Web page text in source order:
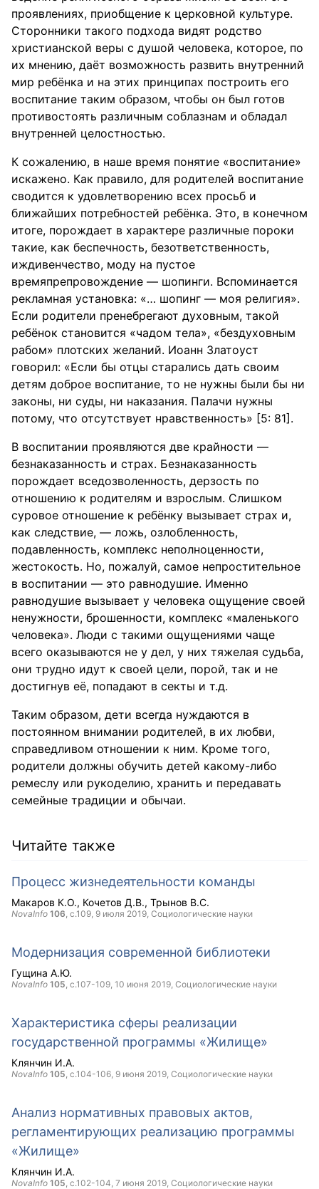
проявлениях, приобщение к церковной культуре.
Сторонники такого подхода видят родство
христианской веры с душой человека, которое, по
их мнению, даёт возможность развить внутренний
мир ребёнка и на этих принципах построить его
воспитание таким образом, чтобы он был готов
противостоять различным соблазнам и обладал
внутренней целостностью.
К сожалению, в наше время понятие «воспитание»
искажено. Как правило, для родителей воспитание
сводится к удовлетворению всех просьб и
ближайших потребностей ребёнка. Это, в конечном
итоге, порождает в характере различные пороки
такие, как беспечность, безответственность,
иждивенчество, моду на пустое
времяпрепровождение — шопинги. Вспоминается
рекламная установка: «… шопинг — моя религия».
Если родители пренебрегают духовным, такой
ребёнок становится «чадом тела», «бездуховным
рабом» плотских желаний. Иоанн Златоуст
говорил: «Если бы отцы старались дать своим
детям доброе воспитание, то не нужны были бы ни
законы, ни суды, ни наказания. Палачи нужны
потому, что отсутствует нравственность» [5: 81].
В воспитании проявляются две крайности —
безнаказанность и страх. Безнаказанность
порождает вседозволенность, дерзость по
отношению к родителям и взрослым. Слишком
суровое отношение к ребёнку вызывает страх и,
как следствие, — ложь, озлобленность,
подавленность, комплекс неполноценности,
жестокость. Но, пожалуй, самое непростительное
в воспитании — это равнодушие. Именно
равнодушие вызывает у человека ощущение своей
ненужности, брошенности, комплекс «маленького
человека». Люди с такими ощущениями чаще
всего оказываются не у дел, у них тяжелая судьба,
они трудно идут к своей цели, порой, так и не
достигнув её, попадают в секты и т.д.
Таким образом, дети всегда нуждаются в
постоянном внимании родителей, в их любви,
справедливом отношении к ним. Кроме того,
родители должны обучить детей какому-либо
ремеслу или рукоделию, хранить и передавать
семейные традиции и обычаи.
Читайте также
Процесс жизнедеятельности команды
Макаров К.О. Кочетов Д.В. Трынов В.С.
NovaInfo 106, с.109, 9 июля 2019, Социологические науки
Модернизация современной библиотеки
Гущина А.Ю.
NovaInfo 105, с.107-109, 10 июня 2019, Социологические науки
Характеристика сферы реализации
государственной программы «Жилище»
Клянчин И.А.
NovaInfo 105, с.104-106, 9 июня 2019, Социологические науки
Анализ нормативных правовых актов,
регламентирующих реализацию программы
«Жилище»
Клянчин И.А.
NovaInfo 105, с.102-104, 7 июня 2019, Социологические науки